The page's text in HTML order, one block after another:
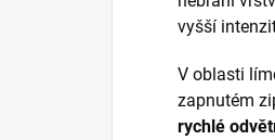
vyšší
V oblasti
zapnutém
rychlé